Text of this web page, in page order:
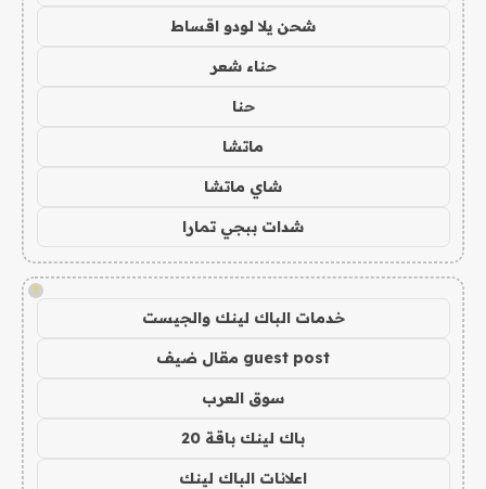
شحن يلا لودو اقساط
حناء شعر
حنا
ماتشا
شاي ماتشا
شدات ببجي تمارا
!
خدمات الباك لينك والجيست
guest post مقال ضيف
سوق العرب
باك لينك باقة 20
اعلانات الباك لينك